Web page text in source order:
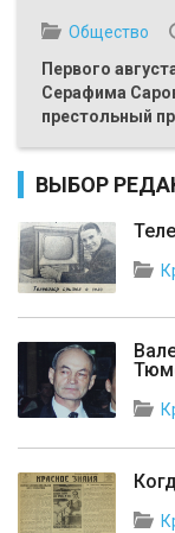
Общество
Первого
Серафима
престольный
ВЫБОР